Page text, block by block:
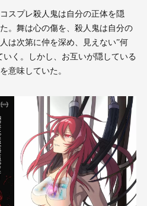
スプレ殺人鬼は自分の正体を隠
。舞は心の傷を、殺人鬼は自分の
は次第に仲を深め、見えない”何
く。しかし、お互いが隠している
意味していた。